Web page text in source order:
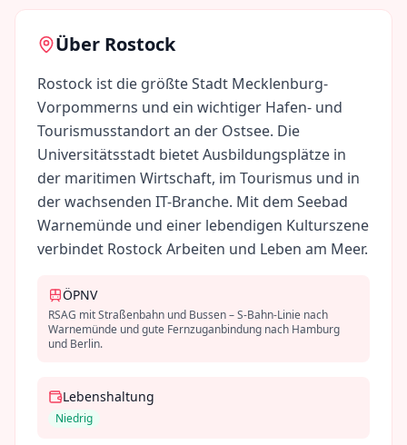
Über Rostock
Rostock ist die größte Stadt Mecklenburg-
Vorpommerns und ein wichtiger Hafen- und
Tourismusstandort an der Ostsee. Die
Universitätsstadt bietet Ausbildungsplätze in
der maritimen Wirtschaft, im Tourismus und in
der wachsenden IT-Branche. Mit dem Seebad
Warnemünde und einer lebendigen Kulturszene
verbindet Rostock Arbeiten und Leben am Meer.
ÖPNV
RSAG mit Straßenbahn und Bussen – S-Bahn-Linie nach
Warnemünde und gute Fernzuganbindung nach Hamburg
und Berlin.
Lebenshaltung
Niedrig